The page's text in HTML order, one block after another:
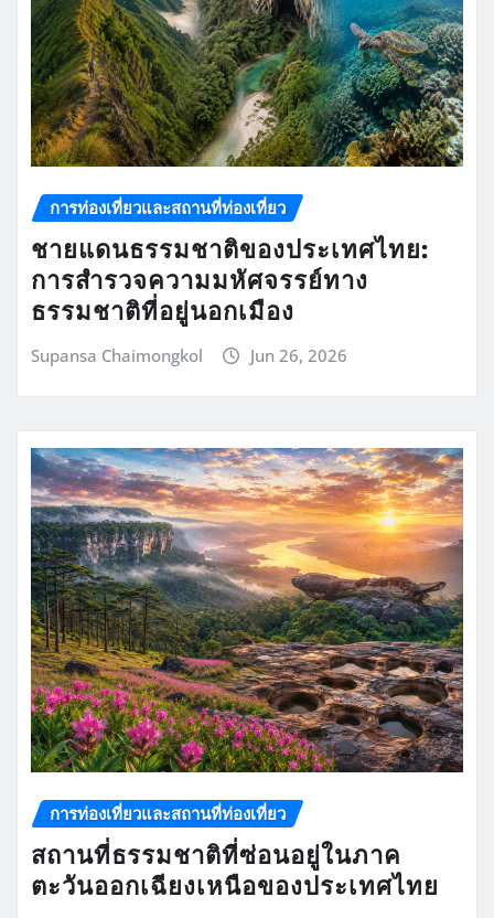
การท่องเที่ยวและสถานที่ท่องเที่ยว
ชายแดนธรรมชาติของประเทศไทย:
การสำรวจความมหัศจรรย์ทาง
ธรรมชาติที่อยู่นอกเมือง
Supansa Chaimongkol Jun 26, 2026
การท่องเที่ยวและสถานที่ท่องเที่ยว
สถานที่ธรรมชาติที่ซ่อนอยู่ในภาค
ตะวันออกเฉียงเหนือของประเทศไทย